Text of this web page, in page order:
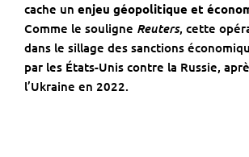
cache un enjeu géopolitique et
Comme le souligne Reuters, cette
dans le sillage des sanctions
par les États-Unis contre la Russie,
l’Ukraine en 2022.